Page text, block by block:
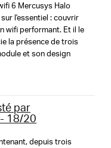
Réseau Invités
6 Mercusys Halo
l'essentiel : couvrir
wifi performant. Et il le
la présence de trois
et son design
par
18/20
depuis trois